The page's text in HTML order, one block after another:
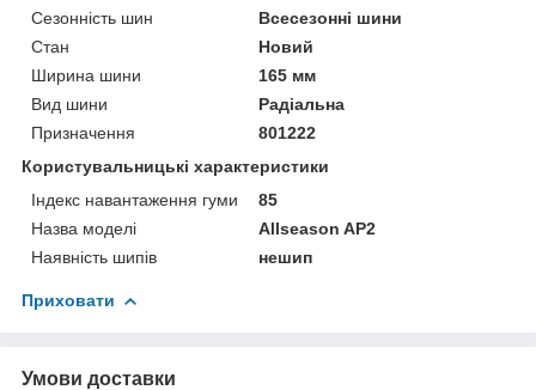
Сезонність шин
Всесезонні шини
Стан
Новий
Ширина шини
165 мм
Вид шини
Радіальна
Призначення
801222
Користувальницькі характеристики
Індекс навантаження гуми
85
Назва моделі
Allseason AP2
Наявність шипів
нешип
Приховати
Умови доставки